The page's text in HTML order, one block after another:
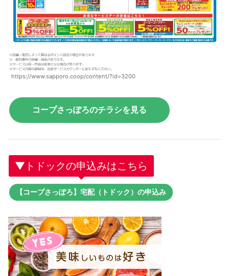
https://www.sapporo.coop/content/?id=3200
コープさっぽろのチラシを見る
▼トドックの申込みはこちら
【コープさっぽろ】宅配（トドック）の申込み